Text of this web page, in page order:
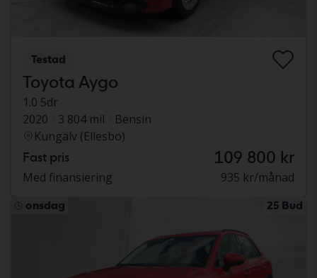
Testad
Toyota Aygo
1.0 5dr
2020
3 804 mil
Bensin
Kungälv (Ellesbo)
Fast pris 109 800 kr
Med finansiering 935 kr/månad
onsdag 25 Bud